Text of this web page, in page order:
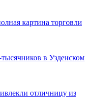
картина торговли
в Узденском
отличницу из